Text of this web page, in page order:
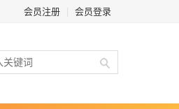
会员注册 会员登录